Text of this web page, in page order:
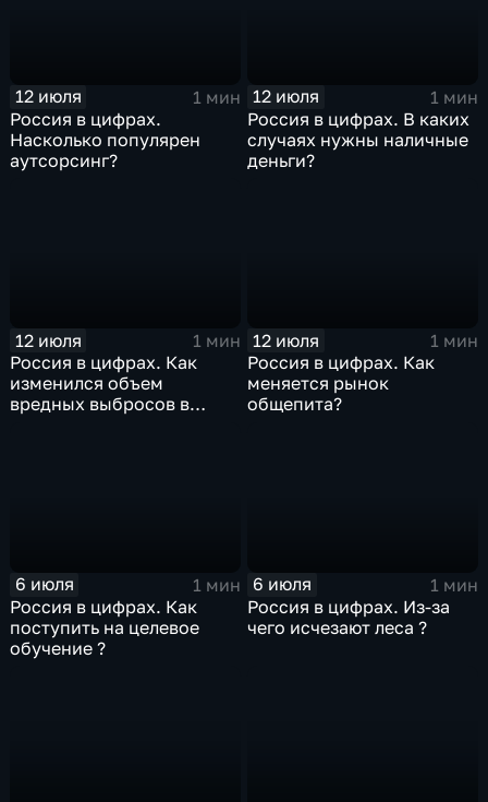
12 июля
1 мин
Россия в цифрах.
Насколько популярен
аутсорсинг?
12 июля
1 мин
Россия в цифрах. В каких
случаях нужны наличные
деньги?
12 июля
1 мин
Россия в цифрах. Как
изменился объем
вредных выбросов в
12 июля
1 мин
Россия в цифрах. Как
меняется рынок
общепита?
6 июля
1 мин
Россия в цифрах. Как
поступить на целевое
обучение ?
6 июля
1 мин
Россия в цифрах. Из-за
чего исчезают леса ?